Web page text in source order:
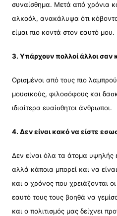
συναίσθημα. Μετά από χρόνια
αλκοόλ, ανακάλυψα ότι
είμαι πιο κοντά στον εαυτό μου.
3. Υπάρχουν πολλοί άλλοι σαν
Ορισμένοι από τους πιο
μουσικούς, φιλοσόφους και
ιδιαίτερα ευαίσθητοι άνθρωποι.
4. Δεν είναι κακό να είστε
Δεν είναι όλα τα άτομα υψηλής
αλλά κάποια μπορεί και να
και ο χρόνος που χρειάζονται
εαυτό τους τους βοηθά να
και ο πολιτισμός μας δείχνει